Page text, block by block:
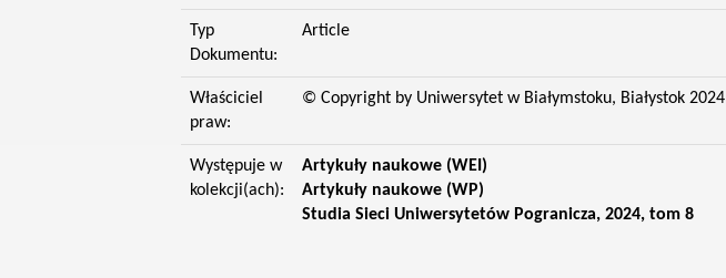
Typ
Dokumentu:
Article
Właściciel
praw:
© Copyright by Uniwersytet w Białymstoku, Białystok 2024
Występuje w
kolekcji(ach):
Artykuły naukowe (WEI)
Artykuły naukowe (WP)
Studia Sieci Uniwersytetów Pogranicza, 2024, tom 8